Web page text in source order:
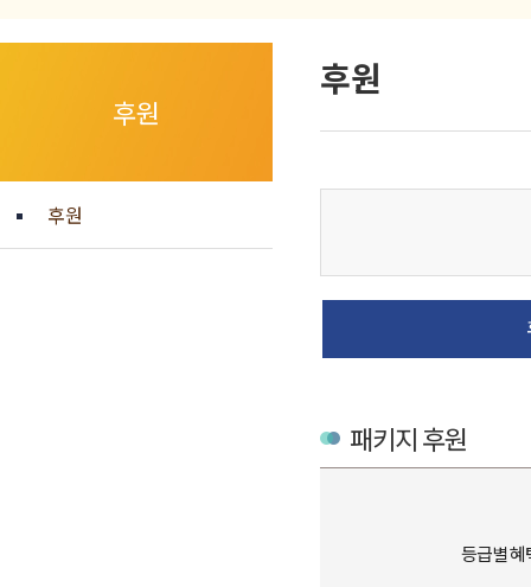
후원
후원
후원
패키지 후원
등급별 혜